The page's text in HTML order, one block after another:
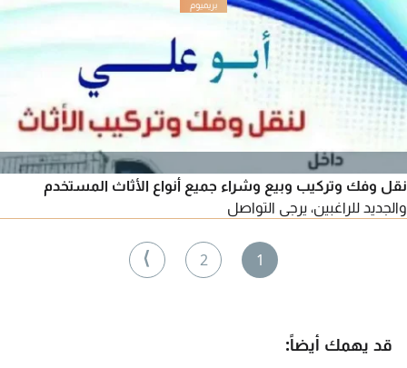
نقل وفك وتركيب وبيع وشراء جميع أنواع الأثاث المستخدم
والجديد للراغبين، يرجى التواصل
1
2
⟩
قد يهمك أيضاً: